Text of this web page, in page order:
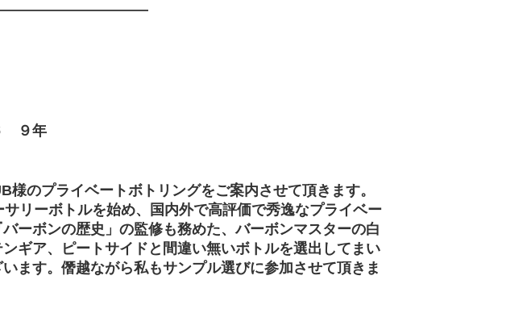
９年
プライベートボトリングをご案内させて頂きます。
リーボトルを始め、国内外で高評価で秀逸なプライベー
ーボンの歴史」の監修も務めた、バーボンマスターの白
ギア、ピートサイドと間違い無いボトルを選出してまい
ます。僭越ながら私もサンプル選びに参加させて頂きま